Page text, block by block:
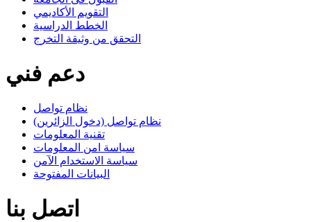
التقويم الأكاديمي
الخطط الدراسية
التحقق من وثيقة التخرج
دعم فني
نظام تواصل
نظام تواصل (دخول الزائرين)
تقنية المعلومات
سياسة امن المعلومات
سياسة الاستخدام الآمن
البيانات المفتوحة
اتصل بنا